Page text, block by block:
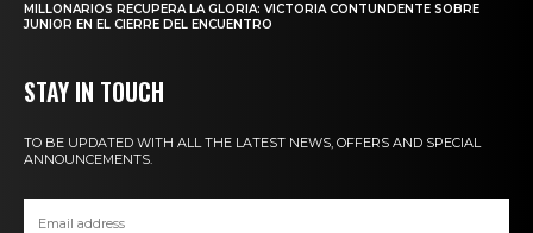
MILLONARIOS RECUPERA LA GLORIA: VICTORIA CONTUNDENTE SOBRE
JUNIOR EN EL CIERRE DEL ENCUENTRO
STAY IN TOUCH
TO BE UPDATED WITH ALL THE LATEST NEWS, OFFERS AND SPECIAL
ANNOUNCEMENTS.